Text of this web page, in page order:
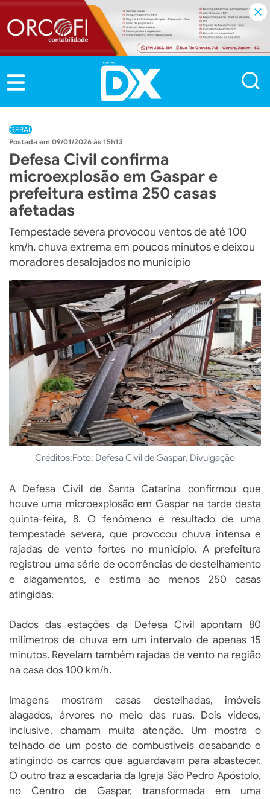
GERAL
09/01/2026 às 15h13
Defesa Civil confirma
microexplosão em Gaspar e
prefeitura estima 250 casas
afetadas
Tempestade severa provocou ventos de até 100
km/h, chuva extrema em poucos minutos e deixou
moradores desalojados no município
Créditos:Foto: Defesa Civil de Gaspar, Divulgação
A Defesa Civil de Santa Catarina confirmou que
houve uma microexplosão em Gaspar na tarde desta
quinta-feira, 8. O fenômeno é resultado de uma
tempestade severa, que provocou chuva intensa e
rajadas de vento fortes no município. A prefeitura
registrou uma série de ocorrências de destelhamento
e alagamentos, e estima ao menos 250 casas
atingidas.
Dados das estações da Defesa Civil apontam 80
milímetros de chuva em um intervalo de apenas 15
minutos. Revelam também rajadas de vento na região
na casa dos 100 km/h.
Imagens mostram casas destelhadas, imóveis
alagados, árvores no meio das ruas. Dois vídeos,
inclusive, chamam muita atenção. Um mostra o
telhado de um posto de combustíveis desabando e
atingindo os carros que aguardavam para abastecer.
O outro traz a escadaria da Igreja São Pedro Apóstolo,
no Centro de Gaspar, transformada em uma